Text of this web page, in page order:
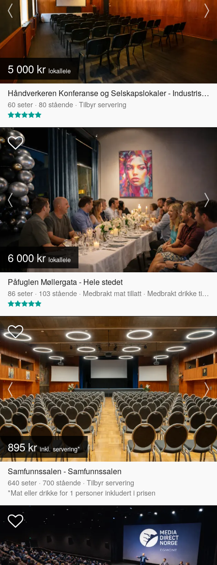
5 000 kr lokalleie
Håndverkeren Konferanse og Selskapslokaler - Industrisalen
60seter · 80stående · Tilbyr servering
6 000 kr lokalleie
Påfuglen Møllergata - Hele stedet
86seter · 103 stående · Medbrakt mat tillatt · Medbrakt drikke tillatt
895 krinkl. servering*
Samfunnssalen - Samfunnssalen
640seter · 700stående · Tilbyr servering
*Mat eller drikke for 1 personer inkludert i prisen